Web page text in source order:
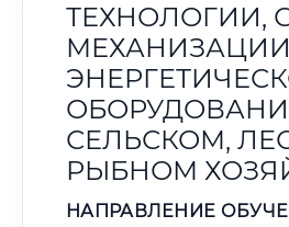
ТЕХНОЛОГИИ,
СЕЛЬСКОМ,
РЫБНОМ
НАПРАВЛЕНИЕ